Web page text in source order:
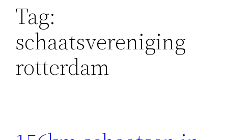
Tag:
schaatsvereniging
rotterdam